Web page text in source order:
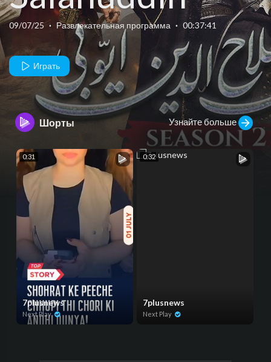
Ayyubi Season
2 Episode 19 -
4 September
25 - HUM TV
09/07/25 · Развлекательная программа · 00:37:41
Играть
Шорты Узнайте больше
0:31
7plusnews
Next Play
0:32
7plusnews
Next Play